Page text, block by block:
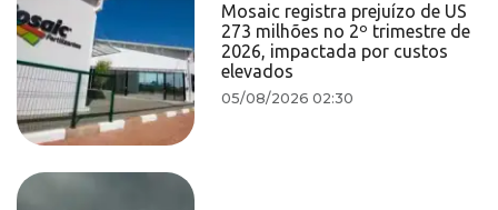
Mosaic registra prejuízo de US
273 milhões no 2º trimestre de
2026, impactada por custos
elevados
05/08/2026 02:30